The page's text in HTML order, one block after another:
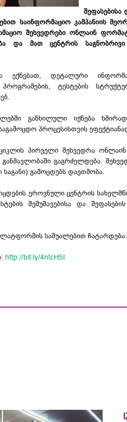
საინფორმაციო კამპანიის
შეხვედრები ონლაინ
და მათ ცენტრის საგნობრივი
ექნებათ, დეტალური
პროგრამების, ტესტების
განხილული იქნება
პროცესისთვის
პირველი შეხვედრა
განმავლობაში გაგრძელდება.
გამოცდებს დაეთმობა.
ეროვნული ცენტრის
შემუშავებისა და
საშუალებით
http://bit.ly/4ntcH5I